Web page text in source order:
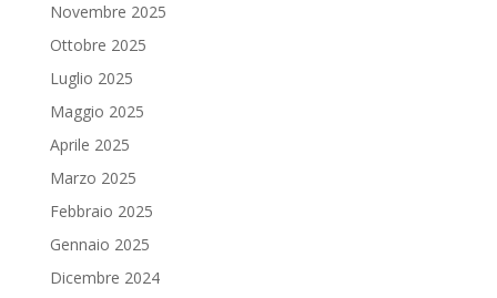
Novembre 2025
Ottobre 2025
Luglio 2025
Maggio 2025
Aprile 2025
Marzo 2025
Febbraio 2025
Gennaio 2025
Dicembre 2024